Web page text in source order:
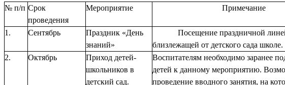
№ п/п Срок
проведения
Мероприятие Примечание
1. Сентябрь
Праздник «День
знаний»
Посещение праздничной
близлежащей от детского сада школе.
2.
Октябрь
Приход детей-
школьников в
детский сад.
Воспитателям необходимо заранее
детей к данному мероприятию.
проведение вводного занятия, на